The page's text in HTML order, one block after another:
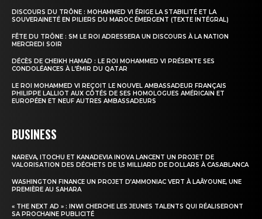
DISCOURS DU TRÔNE : MOHAMMED VI ÉRIGE LA STABILITÉ ET LA
SOUVERAINETÉ EN PILIERS DU MAROC ÉMERGENT (TEXTE INTÉGRAL)
FÊTE DU TRÔNE : SM LE ROI ADRESSERA UN DISCOURS À LA NATION
MERCREDI SOIR
DÉCÈS DE CHEIKH HAMAD : LE ROI MOHAMMED VI PRÉSENTE SES
CONDOLÉANCES À L’ÉMIR DU QATAR
LE ROI MOHAMMED VI REÇOIT LE NOUVEL AMBASSADEUR FRANÇAIS
PHILIPPE LALLIOT AUX CÔTÉS DE SES HOMOLOGUES AMÉRICAIN ET
EUROPÉEN ET NEUF AUTRES AMBASSADEURS
BUSINESS
NAREVA, ITOCHU ET KANADEVIA INOVA LANCENT UN PROJET DE
VALORISATION DES DÉCHETS DE 1,5 MILLIARD DE DOLLARS À CASABLANCA
WASHINGTON FINANCE UN PROJET D’AMMONIAC VERT À LAÂYOUNE, UNE
PREMIÈRE AU SAHARA
« THE NEXT AD » : INWI CHERCHE LES JEUNES TALENTS QUI RÉALISERONT
SA PROCHAINE PUBLICITÉ